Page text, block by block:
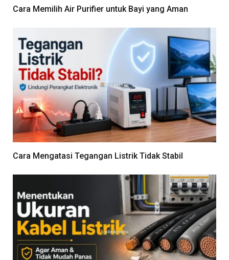
Cara Memilih Air Purifier untuk Bayi yang Aman
Cara Mengatasi Tegangan Listrik Tidak Stabil